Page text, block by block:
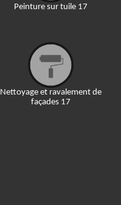
Peinture sur tuile 17
Nettoyage et ravalement de
façades 17